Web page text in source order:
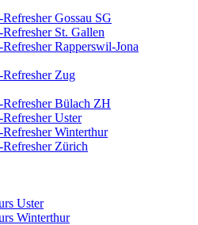
Gossau SG
St. Gallen
Rapperswil-Jona
Zug
Bülach ZH
Uster
Winterthur
Zürich
Uster
Winterthur